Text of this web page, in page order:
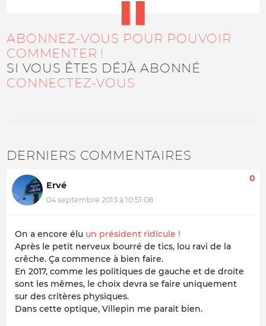
ABONNEZ-VOUS POUR POUVOIR
COMMENTER !
SI VOUS ÊTES DÉJÀ ABONNÉ
CONNECTEZ-VOUS
DERNIERS COMMENTAIRES
Ervé
04 septembre 2013 à 10:51:08
0
On a encore élu un président ridicule !
Après le petit nerveux bourré de tics, lou ravi de la
crêche. Ça commence à bien faire.
En 2017, comme les politiques de gauche et de droite
sont les mêmes, le choix devra se faire uniquement
sur des critères physiques.
Dans cette optique, Villepin me parait bien.